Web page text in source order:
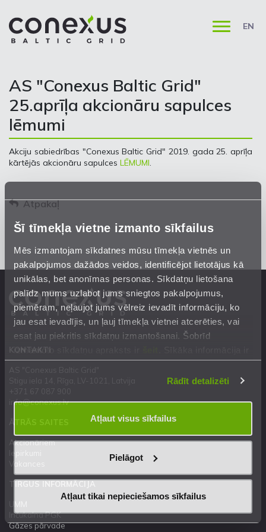
Šī tīmekļa vietne izmanto sīkfailus
Mēs izmantojam sīkdatnes mūsu tīmekļa vietnēs un
pakalpojumos dažādos veidos, identificējot lietotājus kā
unikālas, bet anonīmas personas. Sīkdatņu lietošana
palīdz mums uzlabot jums sniegtos pakalpojumus,
piemēram, neļaujot jums vēlreiz ievadīt informāciju, ko
jau esat ievadījis, un ļauj tīmekļa vietnei atcerēties, vai
esat jau piekritis sīkdatņu izmantošanai. Šobrīd
izmantoto sīkdatņu apraksts ir
mūsuPrivātuma atrunā.
Rādīt detalizēti
Atļaut visus sīkfailus
Pielāgot
Atļaut tikai nepieciešamos sīkfailus
EN
AS "Conexus Baltic Grid"
25.aprīļa akcionāru sapulces
lēmumi
Akciju sabiedrības "Conexus Baltic Grid" 2019. gada 25. aprīļa
kārtējās akcionāru sapulces LĒMUMI.
Atpakaļ
KONTAKTI
info@conexus.lv
Akcionāriem
TIRGUS INFORMĀCIJA
Inčukalna PGK
Gāzes pārvade